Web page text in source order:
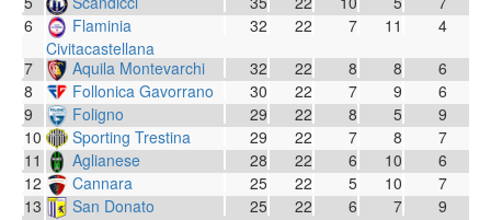
6
Flaminia
Civitacastellana
32 22 7 11
4
7
Aquila Montevarchi 32 22 8 8
6
8
Follonica Gavorrano 30 22 7 9
6
9
Foligno 29 22 8 5
9
10
Sporting Trestina 29 22 7 8
7
11
Aglianese 28 22 6 10
6
12
Cannara 25 22 5 10
7
13
San Donato
25 22 6 7
9